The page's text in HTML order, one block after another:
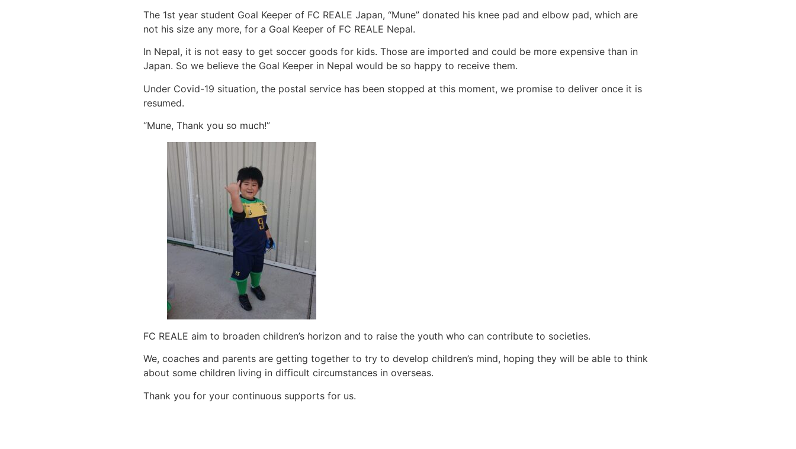
The 1st year student Goal Keeper of FC REALE Japan, “Mune” donated his knee pad and elbow pad, which are
not his size any more, for a Goal Keeper of FC REALE Nepal.
In Nepal, it is not easy to get soccer goods for kids. Those are imported and could be more expensive than in
Japan. So we believe the Goal Keeper in Nepal would be so happy to receive them.
Under Covid-19 situation, the postal service has been stopped at this moment, we promise to deliver once it is
resumed.
“Mune, Thank you so much!”
FC REALE aim to broaden children’s horizon and to raise the youth who can contribute to societies.
We, coaches and parents are getting together to try to develop children’s mind, hoping they will be able to think
about some children living in difficult circumstances in overseas.
Thank you for your continuous supports for us.